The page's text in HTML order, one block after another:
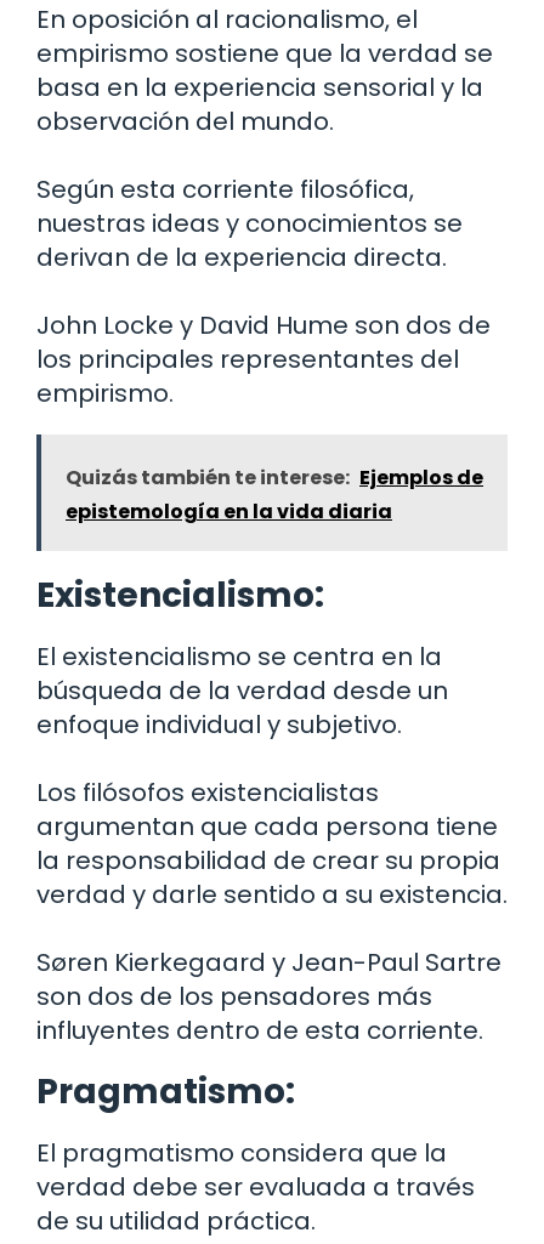
En oposición al racionalismo, el
empirismo sostiene que la verdad se
basa en la experiencia sensorial y la
observación del mundo.
Según esta corriente filosófica,
nuestras ideas y conocimientos se
derivan de la experiencia directa.
John Locke y David Hume son dos de
los principales representantes del
empirismo.
Quizás también te interese: Ejemplos de
epistemología en la vida diaria
Existencialismo:
El existencialismo se centra en la
búsqueda de la verdad desde un
enfoque individual y subjetivo.
Los filósofos existencialistas
argumentan que cada persona tiene
la responsabilidad de crear su propia
verdad y darle sentido a su existencia.
Søren Kierkegaard y Jean-Paul Sartre
son dos de los pensadores más
influyentes dentro de esta corriente.
Pragmatismo:
El pragmatismo considera que la
verdad debe ser evaluada a través
de su utilidad práctica.